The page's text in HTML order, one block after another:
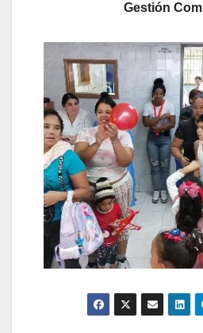
Gestión